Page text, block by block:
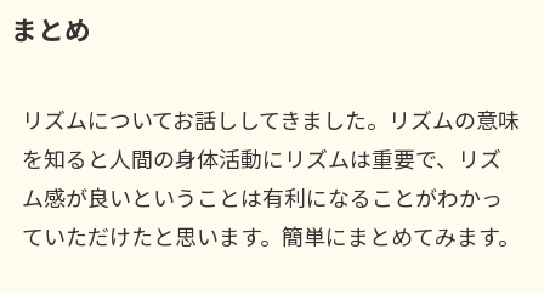
まとめ
リズムについてお話ししてきました。リズムの意味
を知ると人間の身体活動にリズムは重要で、リズ
ム感が良いということは有利になることがわかっ
ていただけたと思います。簡単にまとめてみます。